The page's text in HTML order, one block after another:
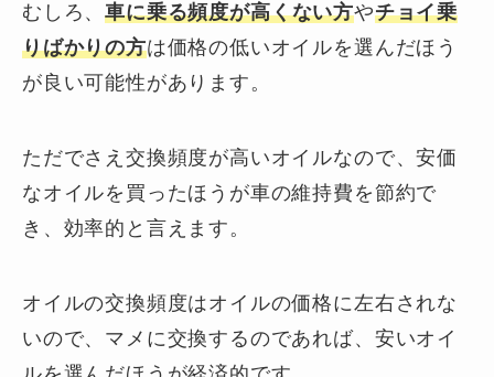
むしろ、車に乗る頻度が高くない方やチョイ乗
りばかりの方は価格の低いオイルを選んだほう
が良い可能性があります。
ただでさえ交換頻度が高いオイルなので、安価
なオイルを買ったほうが車の維持費を節約で
き、効率的と言えます。
オイルの交換頻度はオイルの価格に左右されな
いので、マメに交換するのであれば、安いオイ